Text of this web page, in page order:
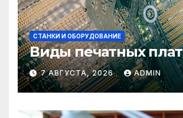
СТАНКИ И ОБОРУДОВАНИЕ
Виды печатных плат
7 АВГУСТА, 2026 ADMIN